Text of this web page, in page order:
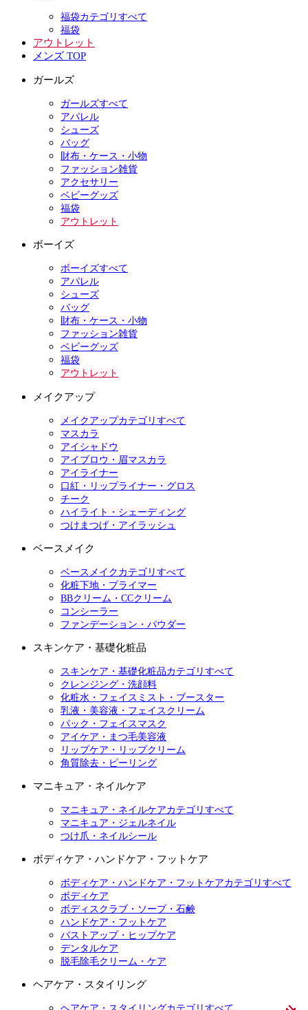
福袋カテゴリすべて
福袋
アウトレット
メンズ TOP
ガールズ
ガールズすべて
アパレル
シューズ
バッグ
財布・ケース・小物
ファッション雑貨
アクセサリー
ベビーグッズ
福袋
アウトレット
ボーイズ
ボーイズすべて
アパレル
シューズ
バッグ
財布・ケース・小物
ファッション雑貨
ベビーグッズ
福袋
アウトレット
メイクアップ
メイクアップカテゴリすべて
マスカラ
アイシャドウ
アイブロウ・眉マスカラ
アイライナー
口紅・リップライナー・グロス
チーク
ハイライト・シェーディング
つけまつげ・アイラッシュ
ベースメイク
ベースメイクカテゴリすべて
化粧下地・プライマー
BBクリーム・CCクリーム
コンシーラー
ファンデーション・パウダー
スキンケア・基礎化粧品
スキンケア・基礎化粧品カテゴリすべて
クレンジング・洗顔料
化粧水・フェイスミスト・ブースター
乳液・美容液・フェイスクリーム
パック・フェイスマスク
アイケア・まつ毛美容液
リップケア・リップクリーム
角質除去・ピーリング
マニキュア・ネイルケア
マニキュア・ネイルケアカテゴリすべて
マニキュア・ジェルネイル
つけ爪・ネイルシール
ボディケア・ハンドケア・フットケア
ボディケア・ハンドケア・フットケアカテゴリすべて
ボディケア
ボディスクラブ・ソープ・石鹸
ハンドケア・フットケア
バストアップ・ヒップケア
デンタルケア
脱毛除毛クリーム・ケア
ヘアケア・スタイリング